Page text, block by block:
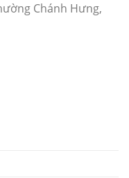
Chánh Hưng,